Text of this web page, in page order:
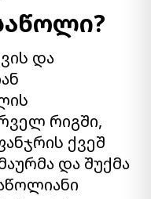
და
რიგში,
ქვეშ
და შუქმა